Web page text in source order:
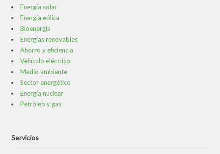
Energía solar
Energía eólica
Bioenergía
Energías renovables
Ahorro y eficiencia
Vehículo eléctrico
Medio ambiente
Sector energético
Energía nuclear
Petróleo y gas
Servicios